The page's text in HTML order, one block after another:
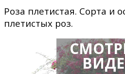
Роза плетистая. Сорта и
плетистых роз.